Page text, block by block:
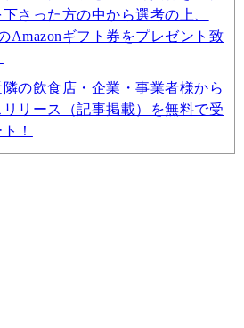
さった方の中から選考の上、
Amazonギフト券をプレゼント致
の飲食店・企業・事業者様から
リース（記事掲載）を無料で受
！